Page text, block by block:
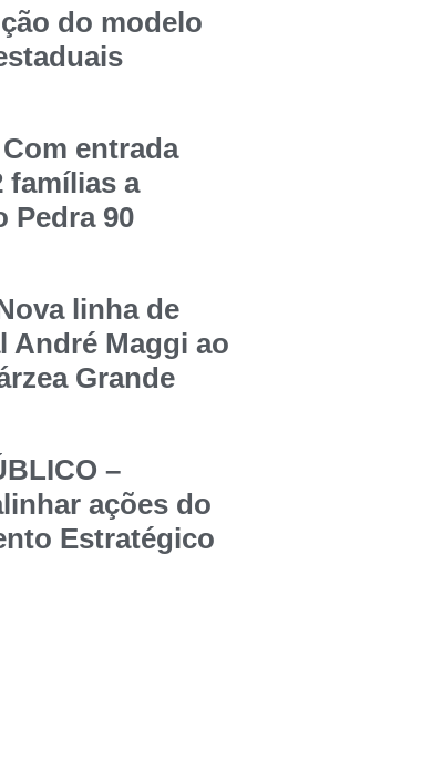
do modelo
entrada
famílias a
Pedra 90
linha de
André Maggi ao
Grande
–
ações do
Estratégico